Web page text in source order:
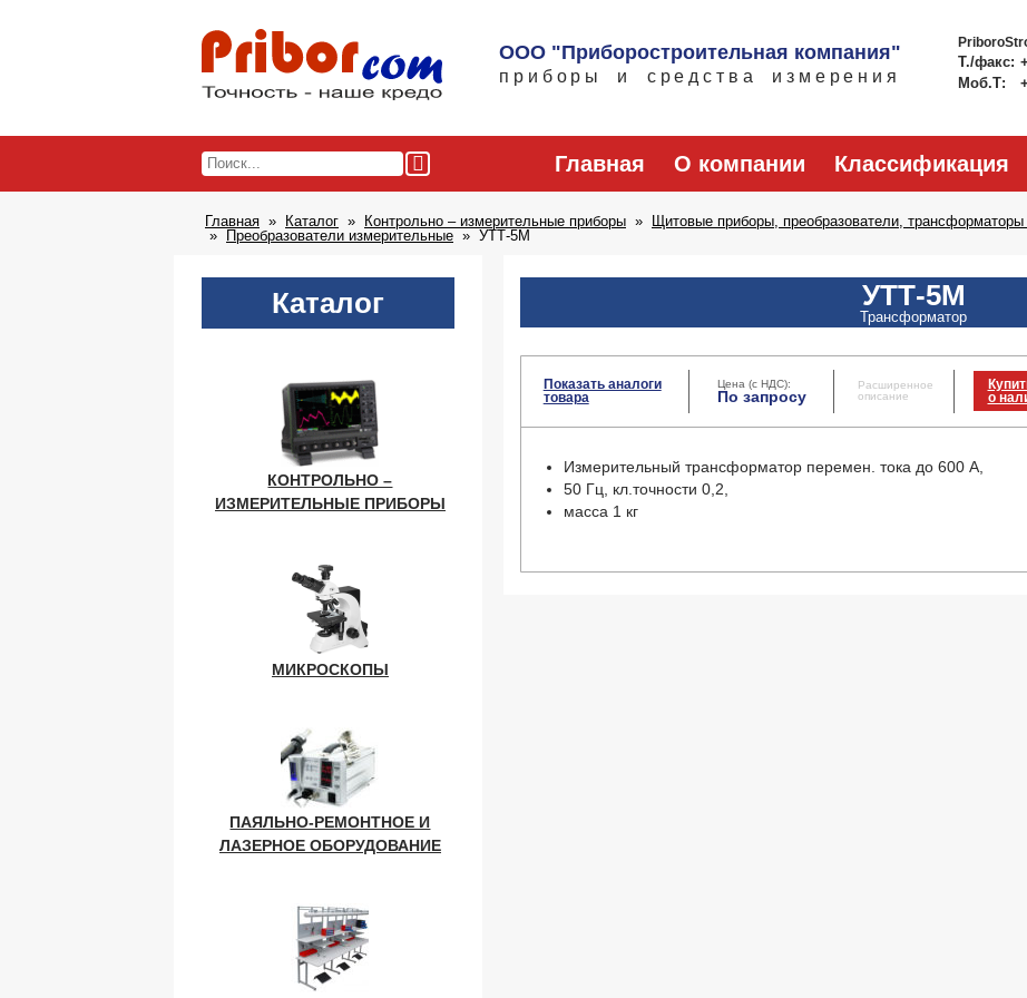
ООО "Приборостроительная компания"
приборы и средства измерения
Т./факс:
Моб.Т:
Главная О компании Классификация
Главная Каталог Контрольно – измерительные приборы
Щитовые приборы, преобразователи, трансформаторы
Преобразователи измерительные
УТТ-5М
Каталог
КОНТРОЛЬНО –
ИЗМЕРИТЕЛЬНЫЕ ПРИБОРЫ
МИКРОСКОПЫ
ПАЯЛЬНО-РЕМОНТНОЕ И
ЛАЗЕРНОЕ ОБОРУДОВАНИЕ
УТТ-5М
Трансформатор
Показать аналоги
товара
Цена (с НДС):
По запросу
Расширенное
описание
о
Измерительный трансформатор перемен. тока до 600 А,
50 Гц, кл.точности 0,2,
масса 1 кг